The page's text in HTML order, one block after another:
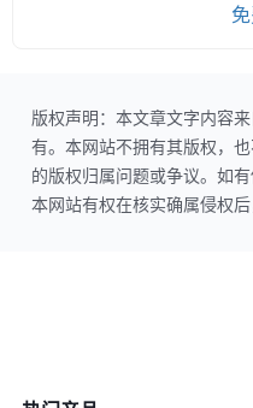
版权声明：本文章文字内容
有。本网站不拥有其版权，
的版权归属问题或争议。如有
本网站有权在核实确属侵权后